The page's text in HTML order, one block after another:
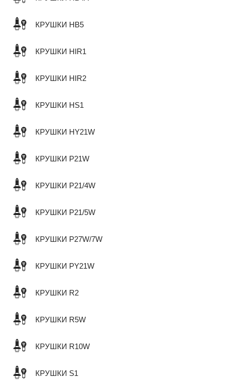
КРУШКИ HB5
КРУШКИ HIR1
КРУШКИ HIR2
КРУШКИ HS1
КРУШКИ HY21W
КРУШКИ P21W
КРУШКИ P21/4W
КРУШКИ P21/5W
КРУШКИ P27W/7W
КРУШКИ PY21W
КРУШКИ R2
КРУШКИ R5W
КРУШКИ R10W
КРУШКИ S1